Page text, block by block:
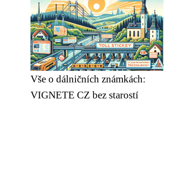
Vše o dálničních známkách:
VIGNETE CZ bez starostí